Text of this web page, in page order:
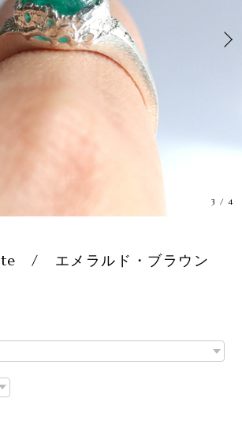
3 /4
/ エメラルド・ブラウン